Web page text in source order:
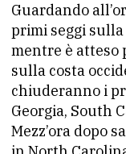
Guardando
primi seggi
mentre è atteso
sulla costa
chiuderanno i
Georgia, South
Mezz’ora dopo